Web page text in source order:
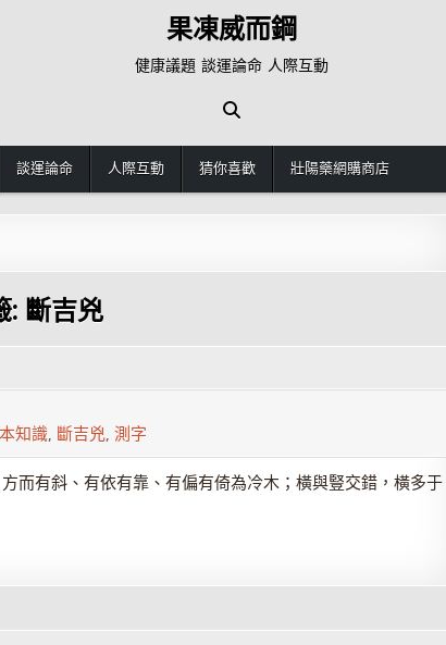
果凍威而鋼
健康議題 談運論命 人際互動
談運論命 人際互動 猜你喜歡 壯陽藥網購商店
: 斷吉兇
知識, 斷吉兇, 測字
而有斜、有依有靠、有偏有倚為冷木；橫與豎交錯，橫多于